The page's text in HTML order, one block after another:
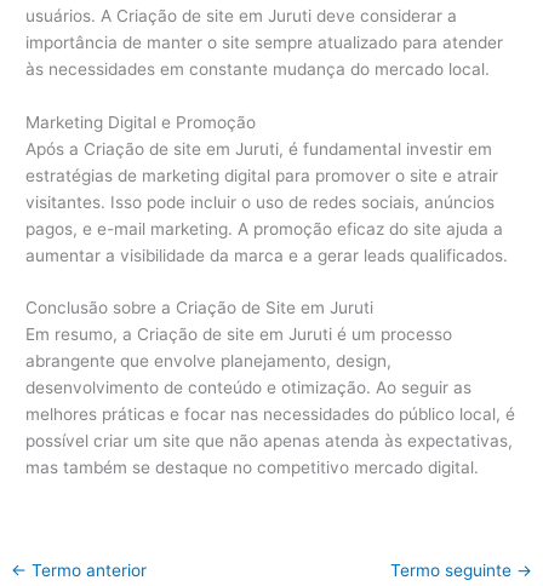
usuários. A Criação de site em Juruti deve considerar a
importância de manter o site sempre atualizado para atender
às necessidades em constante mudança do mercado local.
Marketing Digital e Promoção
Após a Criação de site em Juruti, é fundamental investir em
estratégias de marketing digital para promover o site e atrair
visitantes. Isso pode incluir o uso de redes sociais, anúncios
pagos, e e-mail marketing. A promoção eficaz do site ajuda a
aumentar a visibilidade da marca e a gerar leads qualificados.
Conclusão sobre a Criação de Site em Juruti
Em resumo, a Criação de site em Juruti é um processo
abrangente que envolve planejamento, design,
desenvolvimento de conteúdo e otimização. Ao seguir as
melhores práticas e focar nas necessidades do público local, é
possível criar um site que não apenas atenda às expectativas,
mas também se destaque no competitivo mercado digital.
← Termo anterior Termo seguinte →